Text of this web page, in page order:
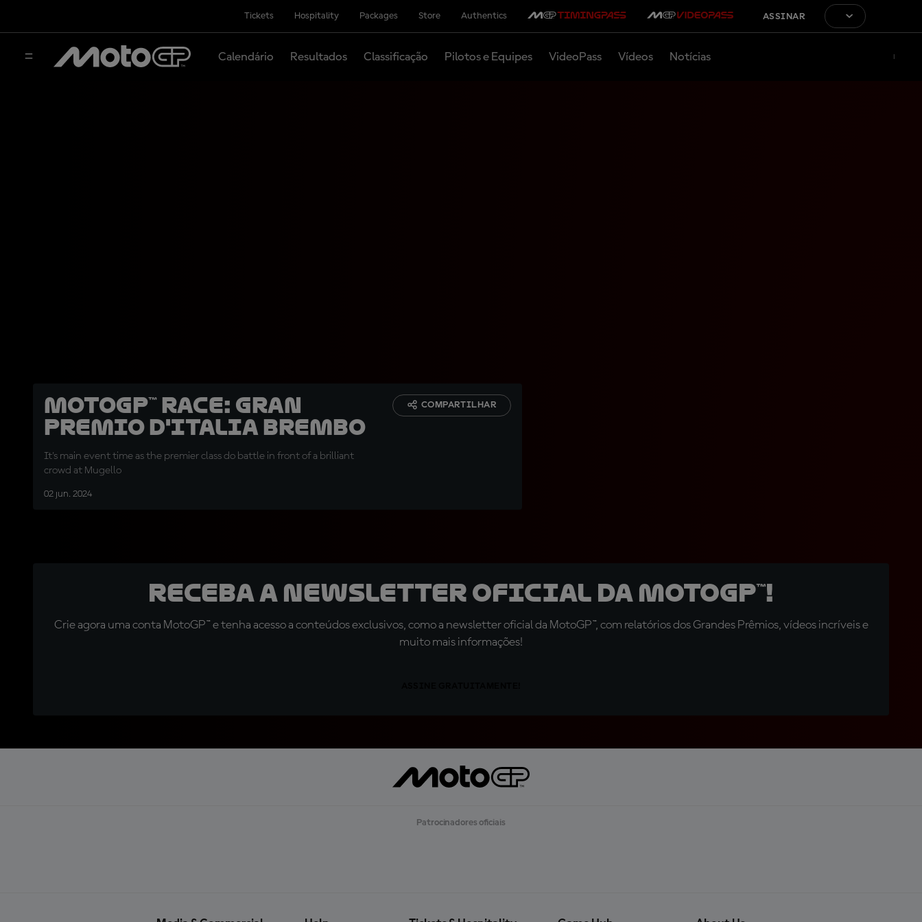
Tickets Hospitality Packages Store Authentics ASSINAR
Calendário Resultados Classificação Pilotos e Equipes VideoPass Vídeos Notícias
MotoGP™ Race: Gran
Premio d'Italia Brembo
It's main event time as the premier class do battle in front of a brilliant
crowd at Mugello
02 jun. 2024
COMPARTILHAR
Receba a newsletter oficial da MotoGP™!
Crie agora uma conta MotoGP™ e tenha acesso a conteúdos exclusivos, como a newsletter oficial da MotoGP™, com relatórios dos Grandes Prêmios, vídeos incríveis e
muito mais informações!
Patrocinadores oficiais